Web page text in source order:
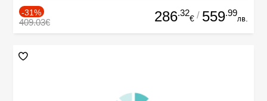
-31%
409.03€ 286.32
€ / 559.99
лв.